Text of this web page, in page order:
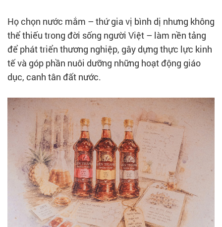
Họ chọn nước mắm – thứ gia vị bình dị nhưng không
thể thiếu trong đời sống người Việt – làm nền tảng
để phát triển thương nghiệp, gây dựng thực lực kinh
tế và góp phần nuôi dưỡng những hoạt động giáo
dục, canh tân đất nước.